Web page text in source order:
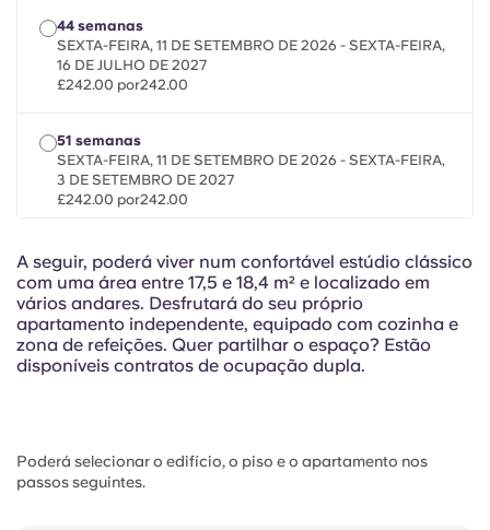
Portuguese
44 semanas
SEXTA-FEIRA, 11 DE SETEMBRO DE 2026 - SEXTA-FEIRA,
16 DE JULHO DE 2027
£242.00 por242.00
51 semanas
SEXTA-FEIRA, 11 DE SETEMBRO DE 2026 - SEXTA-FEIRA,
3 DE SETEMBRO DE 2027
£242.00 por242.00
1.º semestre
SEXTA-FEIRA, 11 DE SETEMBRO DE 2026 - SEXTA-FEIRA,
1 DE JANEIRO DE 2027
£242.00 por242.00
2.º semestre
A seguir, poderá viver num confortável estúdio clássico
com uma área entre 17,5 e 18,4 m² e localizado em
vários andares. Desfrutará do seu próprio
apartamento independente, equipado com cozinha e
zona de refeições. Quer partilhar o espaço? Estão
disponíveis contratos de ocupação dupla.
Poderá selecionar o edifício, o piso e o apartamento nos
passos seguintes.